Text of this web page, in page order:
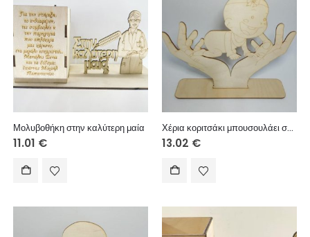
Μολυβοθήκη στην καλύτερη μαία
11.01 €
Χέρια κοριτσάκι μπουσουλάει σταντ 30cm σταντ
13.02 €